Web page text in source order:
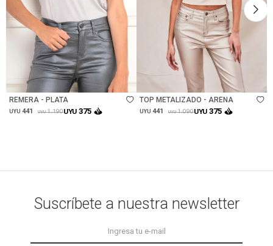
Talle
REMERA - PLATA
UYU 441 UYU 1.190UYU 375
TOP METALIZADO - ARENA
UYU 441 UYU 1.090UYU 375
Suscríbete a nuestra newsletter